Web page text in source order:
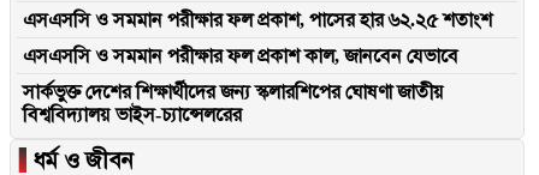
এসএসসি ও সমমান পরীক্ষার ফল প্রকাশ, পাসের হার ৬২.২৫ শতাংশ
এসএসসি ও সমমান পরীক্ষার ফল প্রকাশ কাল, জানবেন যেভাবে
সার্কভুক্ত দেশের শিক্ষার্থীদের জন্য স্কলারশিপের ঘোষণা জাতীয়
বিশ্ববিদ্যালয় ভাইস-চ্যান্সেলরের
▐ ধর্ম ও জীবন